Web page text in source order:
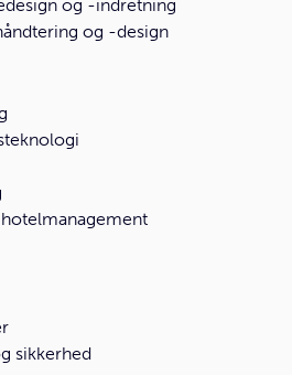
og -indretning
og -design
sikkerhed